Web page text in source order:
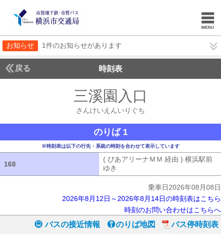
お知らせ 1件のお知らせがあります
戻る 時刻表
三溪園入口
さんけいえんいりぐち
のりば 1
※時刻表は以下の行先・系統の時刻を合わせて表示しています
168
( ぴあアリーナＭＭ 経由 ) 横浜駅前
ゆき
乗車日2026年08月08日
2026年8月12日～2026年8月14日の時刻表はこちら
時刻のお問い合わせはこちらへ
バスの接近情報 のりば地図
バス停時刻表